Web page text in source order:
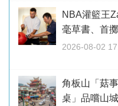
NBA灌籃王
毫草書、首
2026-08-02
角板山「菇
桌」品嚐山